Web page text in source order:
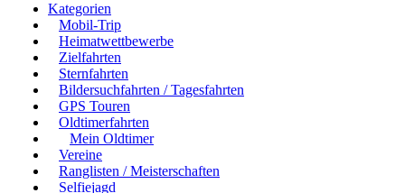
Kategorien
Mobil-Trip
Heimatwettbewerbe
Zielfahrten
Sternfahrten
Bildersuchfahrten / Tagesfahrten
GPS Touren
Oldtimerfahrten
Mein Oldtimer
Vereine
Ranglisten / Meisterschaften
Selfiejagd